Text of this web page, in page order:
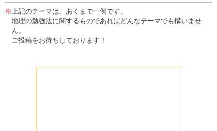
※上記のテーマは、あくまで一例です。
地理の勉強法に関するものであればどんなテーマでも構いませ
ん。
ご投稿をお待ちしております！